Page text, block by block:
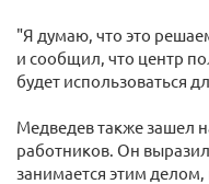
"Я думаю, что это
и сообщил, что центр
будет использоваться
Медведев также зашел
работников. Он
занимается этим